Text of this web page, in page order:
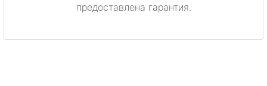
предоставлена гарантия.